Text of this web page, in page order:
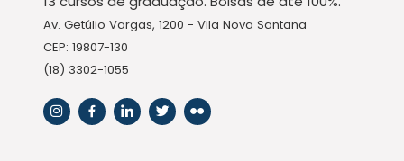
Av. Getúlio Vargas, 1200 - Vila Nova Santana
CEP: 19807-130
(18) 3302-1055